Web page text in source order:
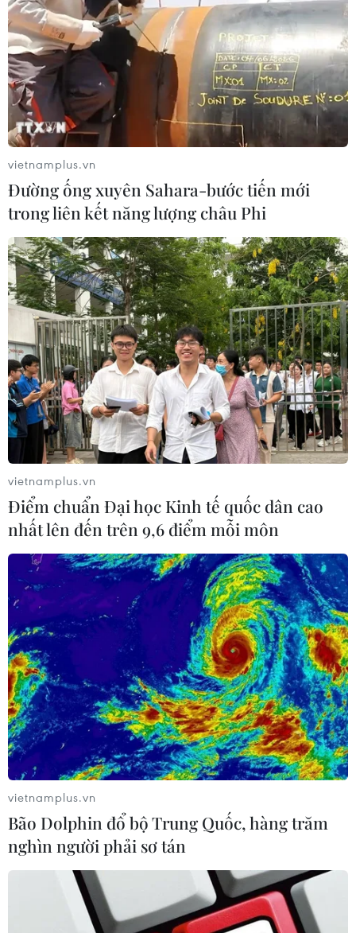
vietnamplus.vn
Đường ống xuyên Sahara-bước tiến mới
trong liên kết năng lượng châu Phi
vietnamplus.vn
Điểm chuẩn Đại học Kinh tế quốc dân cao
nhất lên đến trên 9,6 điểm mỗi môn
vietnamplus.vn
Bão Dolphin đổ bộ Trung Quốc, hàng trăm
nghìn người phải sơ tán